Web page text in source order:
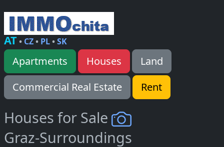
AT• CZ• PL•SK
Apartments Houses
Land
Commercial Real Estate
Rent
Houses for Sale
Graz-Surroundings